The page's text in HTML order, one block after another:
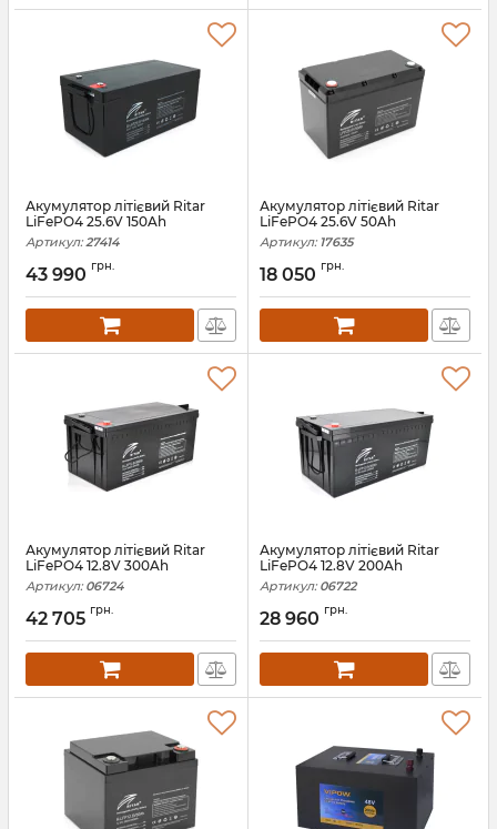
Акумулятор літієвий Ritar
LiFePO4 25.6V 150Ah
Артикул: 27414
43 990 грн.
Акумулятор літієвий Ritar
LiFePO4 25.6V 50Ah
Артикул: 17635
18 050 грн.
Акумулятор літієвий Ritar
LiFePO4 12.8V 300Ah
Артикул: 06724
42 705 грн.
Акумулятор літієвий Ritar
LiFePO4 12.8V 200Ah
Артикул: 06722
28 960 грн.